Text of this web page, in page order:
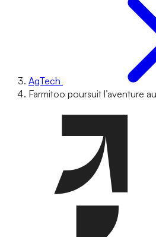
AgTech
Farmitoo poursuit l’aventure